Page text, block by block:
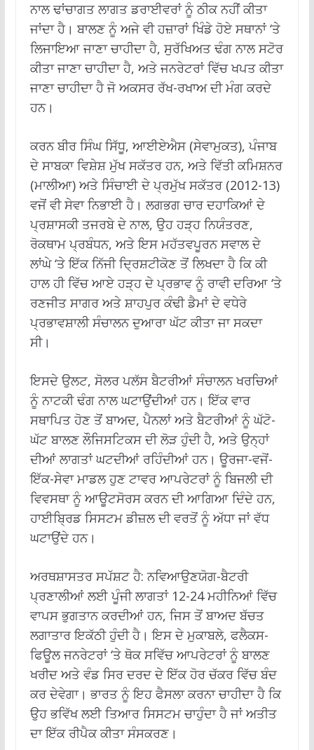
ਨਾਲ ਢਾਂਚਾਗਤ ਲਾਗਤ ਡਰਾਈਵਰਾਂ ਨੂੰ ਠੀਕ ਨਹੀਂ ਕੀਤਾ
ਜਾਂਦਾ ਹੈ। ਬਾਲਣ ਨੂੰ ਅਜੇ ਵੀ ਹਜ਼ਾਰਾਂ ਖਿੰਡੇ ਹੋਏ ਸਥਾਨਾਂ ‘ਤੇ
ਲਿਜਾਇਆ ਜਾਣਾ ਚਾਹੀਦਾ ਹੈ, ਸੁਰੱਖਿਅਤ ਢੰਗ ਨਾਲ ਸਟੋਰ
ਕੀਤਾ ਜਾਣਾ ਚਾਹੀਦਾ ਹੈ, ਅਤੇ ਜਨਰੇਟਰਾਂ ਵਿੱਚ ਖਪਤ ਕੀਤਾ
ਜਾਣਾ ਚਾਹੀਦਾ ਹੈ ਜੋ ਅਕਸਰ ਰੱਖ-ਰਖਾਅ ਦੀ ਮੰਗ ਕਰਦੇ
ਹਨ।
ਕਰਨ ਬੀਰ ਸਿੰਘ ਸਿੱਧੂ, ਆਈਏਐਸ (ਸੇਵਾਮੁਕਤ), ਪੰਜਾਬ
ਦੇ ਸਾਬਕਾ ਵਿਸ਼ੇਸ਼ ਮੁੱਖ ਸਕੱਤਰ ਹਨ, ਅਤੇ ਵਿੱਤੀ ਕਮਿਸ਼ਨਰ
(ਮਾਲੀਆ) ਅਤੇ ਸਿੰਚਾਈ ਦੇ ਪ੍ਰਮੁੱਖ ਸਕੱਤਰ (2012-13)
ਵਜੋਂ ਵੀ ਸੇਵਾ ਨਿਭਾਈ ਹੈ। ਲਗਭਗ ਚਾਰ ਦਹਾਕਿਆਂ ਦੇ
ਪ੍ਰਸ਼ਾਸਕੀ ਤਜਰਬੇ ਦੇ ਨਾਲ, ਉਹ ਹੜ੍ਹ ਨਿਯੰਤਰਣ,
ਰੋਕਥਾਮ ਪ੍ਰਬੰਧਨ, ਅਤੇ ਇਸ ਮਹੱਤਵਪੂਰਨ ਸਵਾਲ ਦੇ
ਲਾਂਘੇ ‘ਤੇ ਇੱਕ ਨਿੱਜੀ ਦ੍ਰਿਸ਼ਟੀਕੋਣ ਤੋਂ ਲਿਖਦਾ ਹੈ ਕਿ ਕੀ
ਹਾਲ ਹੀ ਵਿੱਚ ਆਏ ਹੜ੍ਹ ਦੇ ਪ੍ਰਭਾਵ ਨੂੰ ਰਾਵੀ ਦਰਿਆ ‘ਤੇ
ਰਣਜੀਤ ਸਾਗਰ ਅਤੇ ਸ਼ਾਹਪੁਰ ਕੰਢੀ ਡੈਮਾਂ ਦੇ ਵਧੇਰੇ
ਪ੍ਰਭਾਵਸ਼ਾਲੀ ਸੰਚਾਲਨ ਦੁਆਰਾ ਘੱਟ ਕੀਤਾ ਜਾ ਸਕਦਾ
ਸੀ।
ਇਸਦੇ ਉਲਟ, ਸੋਲਰ ਪਲੱਸ ਬੈਟਰੀਆਂ ਸੰਚਾਲਨ ਖਰਚਿਆਂ
ਨੂੰ ਨਾਟਕੀ ਢੰਗ ਨਾਲ ਘਟਾਉਂਦੀਆਂ ਹਨ। ਇੱਕ ਵਾਰ
ਸਥਾਪਿਤ ਹੋਣ ਤੋਂ ਬਾਅਦ, ਪੈਨਲਾਂ ਅਤੇ ਬੈਟਰੀਆਂ ਨੂੰ ਘੱਟੋ-
ਘੱਟ ਬਾਲਣ ਲੌਜਿਸਟਿਕਸ ਦੀ ਲੋੜ ਹੁੰਦੀ ਹੈ, ਅਤੇ ਉਨ੍ਹਾਂ
ਦੀਆਂ ਲਾਗਤਾਂ ਘਟਦੀਆਂ ਰਹਿੰਦੀਆਂ ਹਨ। ਊਰਜਾ-ਵਜੋਂ-
ਇੱਕ-ਸੇਵਾ ਮਾਡਲ ਹੁਣ ਟਾਵਰ ਆਪਰੇਟਰਾਂ ਨੂੰ ਬਿਜਲੀ ਦੀ
ਵਿਵਸਥਾ ਨੂੰ ਆਊਟਸੋਰਸ ਕਰਨ ਦੀ ਆਗਿਆ ਦਿੰਦੇ ਹਨ,
ਹਾਈਬ੍ਰਿਡ ਸਿਸਟਮ ਡੀਜ਼ਲ ਦੀ ਵਰਤੋਂ ਨੂੰ ਅੱਧਾ ਜਾਂ ਵੱਧ
ਘਟਾਉਂਦੇ ਹਨ।
ਅਰਥਸ਼ਾਸਤਰ ਸਪੱਸ਼ਟ ਹੈ: ਨਵਿਆਉਣਯੋਗ-ਬੈਟਰੀ
ਪ੍ਰਣਾਲੀਆਂ ਲਈ ਪੂੰਜੀ ਲਾਗਤਾਂ 12-24 ਮਹੀਨਿਆਂ ਵਿੱਚ
ਵਾਪਸ ਭੁਗਤਾਨ ਕਰਦੀਆਂ ਹਨ, ਜਿਸ ਤੋਂ ਬਾਅਦ ਬੱਚਤ
ਲਗਾਤਾਰ ਇਕੱਠੀ ਹੁੰਦੀ ਹੈ। ਇਸ ਦੇ ਮੁਕਾਬਲੇ, ਫਲੈਕਸ-
ਫਿਊਲ ਜਨਰੇਟਰਾਂ ‘ਤੇ ਥੋਕ ਸਵਿੱਚ ਆਪਰੇਟਰਾਂ ਨੂੰ ਬਾਲਣ
ਖਰੀਦ ਅਤੇ ਵੰਡ ਸਿਰ ਦਰਦ ਦੇ ਇੱਕ ਹੋਰ ਚੱਕਰ ਵਿੱਚ ਬੰਦ
ਕਰ ਦੇਵੇਗਾ। ਭਾਰਤ ਨੂੰ ਇਹ ਫੈਸਲਾ ਕਰਨਾ ਚਾਹੀਦਾ ਹੈ ਕਿ
ਉਹ ਭਵਿੱਖ ਲਈ ਤਿਆਰ ਸਿਸਟਮ ਚਾਹੁੰਦਾ ਹੈ ਜਾਂ ਅਤੀਤ
ਦਾ ਇੱਕ ਰੀਪੈਕ ਕੀਤਾ ਸੰਸਕਰਣ।